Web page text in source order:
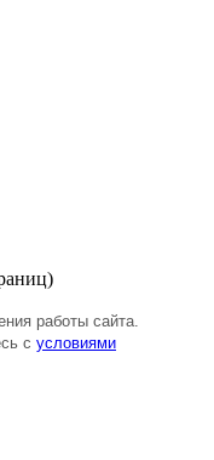
работы сайта.
с условиями